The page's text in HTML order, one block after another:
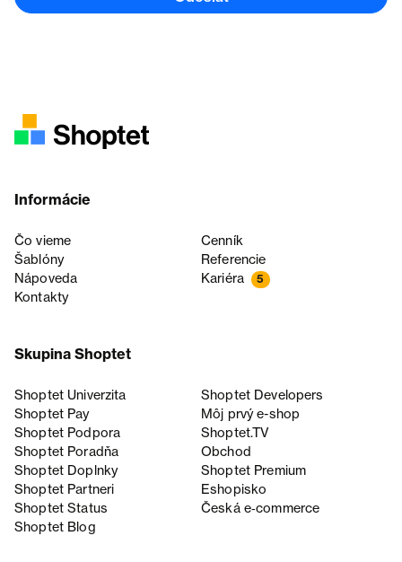
Informácie
Čo vieme
Cenník
Šablóny
Referencie
Nápoveda
Kariéra 5
Kontakty
Skupina Shoptet
Shoptet Univerzita
Shoptet Developers
Shoptet Pay
Môj prvý e-shop
Shoptet Podpora
Shoptet.TV
Shoptet Poradňa
Obchod
Shoptet Doplnky
Shoptet Premium
Shoptet Partneri
Eshopisko
Shoptet Status
Česká e‑commerce
Shoptet Blog